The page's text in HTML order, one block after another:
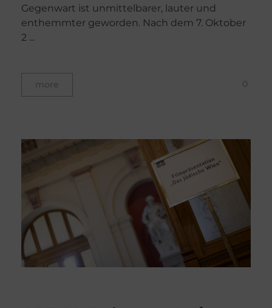
Gegenwart ist unmittelbarer, lauter und
enthemmter geworden. Nach dem 7. Oktober
2 ...
more 0